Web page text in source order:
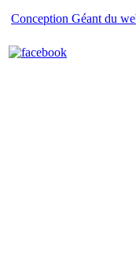
Conception Géant du